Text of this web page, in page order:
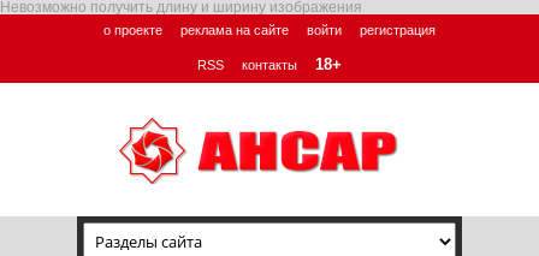
Невозможно получить длину и ширину изображения
о проекте реклама на сайте войти регистрация
RSS контакты 18+